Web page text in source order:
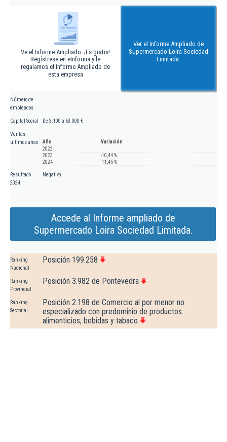
Ve el Informe Ampliado. ¡Es gratis!
Regístrese en eInforma y le
regalamos el Informe Ampliado de
esta empresa
Ver el Informe Ampliado de
Supermercado Loira Sociedad
Limitada.
Número de
empleados
Capital Social De 3.100 a 60.000 €
Ventas
últimos años
Año
Variación
2022
2023
-10,44 %
2024
-11,45 %
Resultado
2024
Negativo
Accede al Informe ampliado de
Supermercado Loira Sociedad Limitada.
Ranking
Nacional
Posición 199.258
Ranking
Provincial
Posición 3.982 de Pontevedra
Ranking
Sectorial
Posición 2.198 de Comercio al por menor no
especializado con predominio de productos
alimenticios, bebidas y tabaco